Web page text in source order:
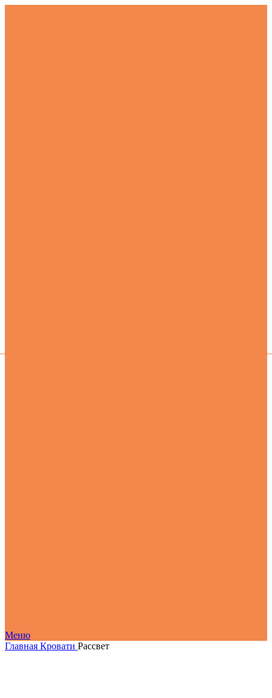
Меню
Главная Кровати Рассвет